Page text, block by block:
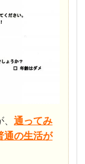
、通ってみ
通の生活が